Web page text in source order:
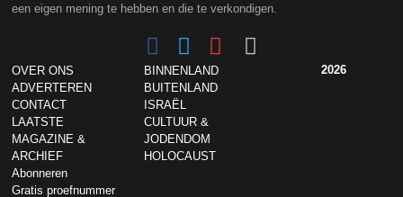
een eigen mening te hebben en die te verkondigen.
OVER ONS
ADVERTEREN
CONTACT
LAATSTE
MAGAZINE &
ARCHIEF
Abonneren
Gratis proefnummer
BINNENLAND
BUITENLAND
ISRAËL
CULTUUR &
JODENDOM
HOLOCAUST
2026